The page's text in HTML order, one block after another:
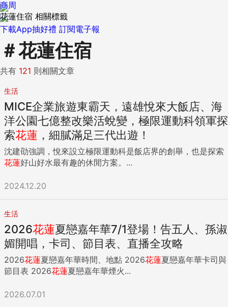
下載App抽好禮 訂閱電子報
商周
花蓮住宿 相關標籤
＃花蓮住宿
共有 121 則相關文章
生活
MICE企業旅遊東霸天，遠雄悅來大飯店、海
洋公園七億整改樂活蛻變，極限運動科領軍探
索花蓮 ，細膩滿足三代出遊！
沈建劭強調，悅來設立極限運動科是飯店界的創舉，也是探索
花蓮好山好水最有趣的休閒方案。...
2024.12.20
生活
2026花蓮夏戀嘉年華7/1登場！告五人、孫淑
媚開唱，卡司、節目表、直播全攻略
2026花蓮 夏戀嘉年華時間、地點 2026花蓮夏戀嘉年華卡司與
節目表 2026花蓮夏戀嘉年華煙火...
2026.07.01